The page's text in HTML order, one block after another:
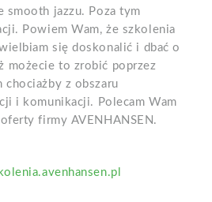
smooth jazzu. Poza tym
Powiem Wam, że szkolenia
się doskonalić i dbać o
możecie to zrobić poprzez
chociażby z obszaru
i komunikacji. Polecam Wam
firmy AVENHANSEN.